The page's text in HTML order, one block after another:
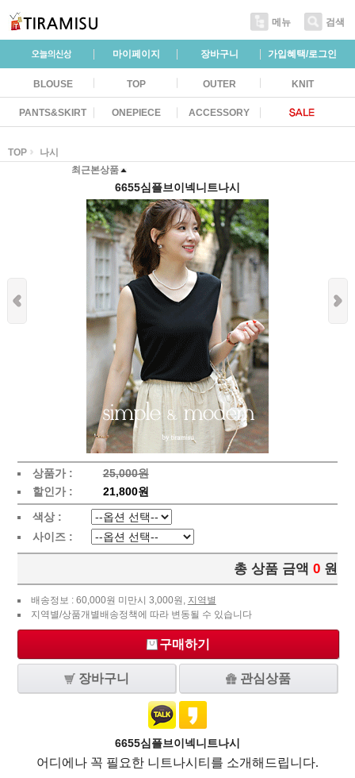
메뉴 검색
마이페이지 장바구니 가입혜택/로그인
BLOUSE TOP OUTER KNIT
PANTS&SKIRT ONEPIECE ACCESSORY
TOP
나시
최근본상품
6655심플브이넥니트나시
상품가 :
25,000원
할인가 :
21,800원
색상 :
사이즈 :
총 상품 금액 0 원
배송정보 : 60,000원 미만시 3,000원, 지역별
지역별/상품개별배송정책에 따라 변동될 수 있습니다
구매하기
장바구니 관심상품
6655심플브이넥니트나시
어디에나 꼭 필요한 니트나시티를 소개해드립니다.